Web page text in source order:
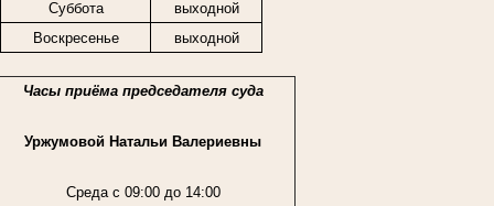
Суббота
выходной
Воскресенье
выходной
Часы приёма председателя суда
Уржумовой Натальи Валериевны
Среда с 09:00 до 14:00